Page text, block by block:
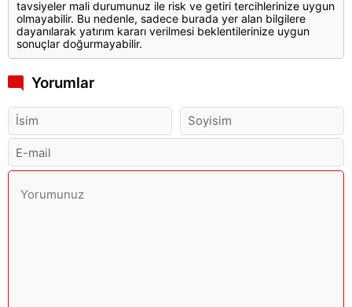
tavsiyeler mali durumunuz ile risk ve getiri tercihlerinize uygun
olmayabilir. Bu nedenle, sadece burada yer alan bilgilere
dayanılarak yatırım kararı verilmesi beklentilerinize uygun
sonuçlar doğurmayabilir.
Yorumlar